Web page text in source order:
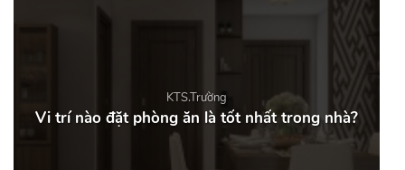
KTS.Trường
Vi trí nào đặt phòng ăn là tốt nhất trong nhà?